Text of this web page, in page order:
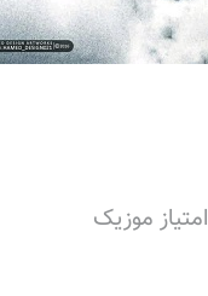
امتیاز موزیک